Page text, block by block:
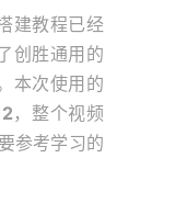
建教程已经
创胜通用的
本次使用的
，整个视频
参考学习的